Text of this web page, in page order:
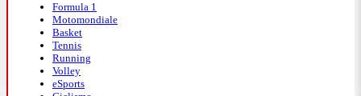
Formula 1
Motomondiale
Basket
Tennis
Running
Volley
eSports